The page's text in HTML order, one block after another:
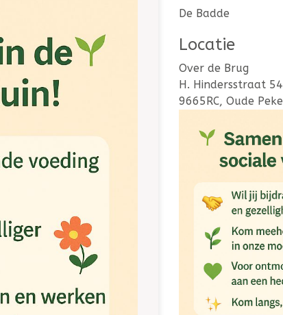
De Badde
Locatie
Over de Brug
H. Hindersstraat 54
9665RC, Oude